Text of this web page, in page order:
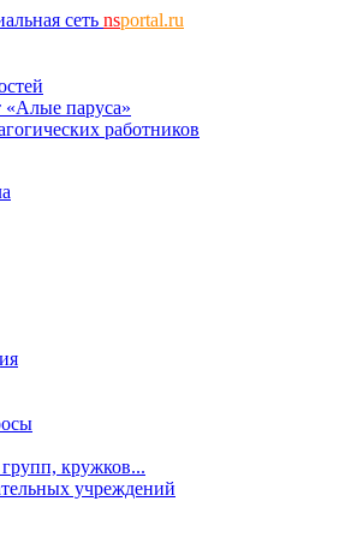
сеть nsportal.ru
«Алые паруса»
работников
кружков...
учреждений